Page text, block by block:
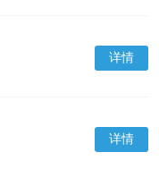
详情
详情